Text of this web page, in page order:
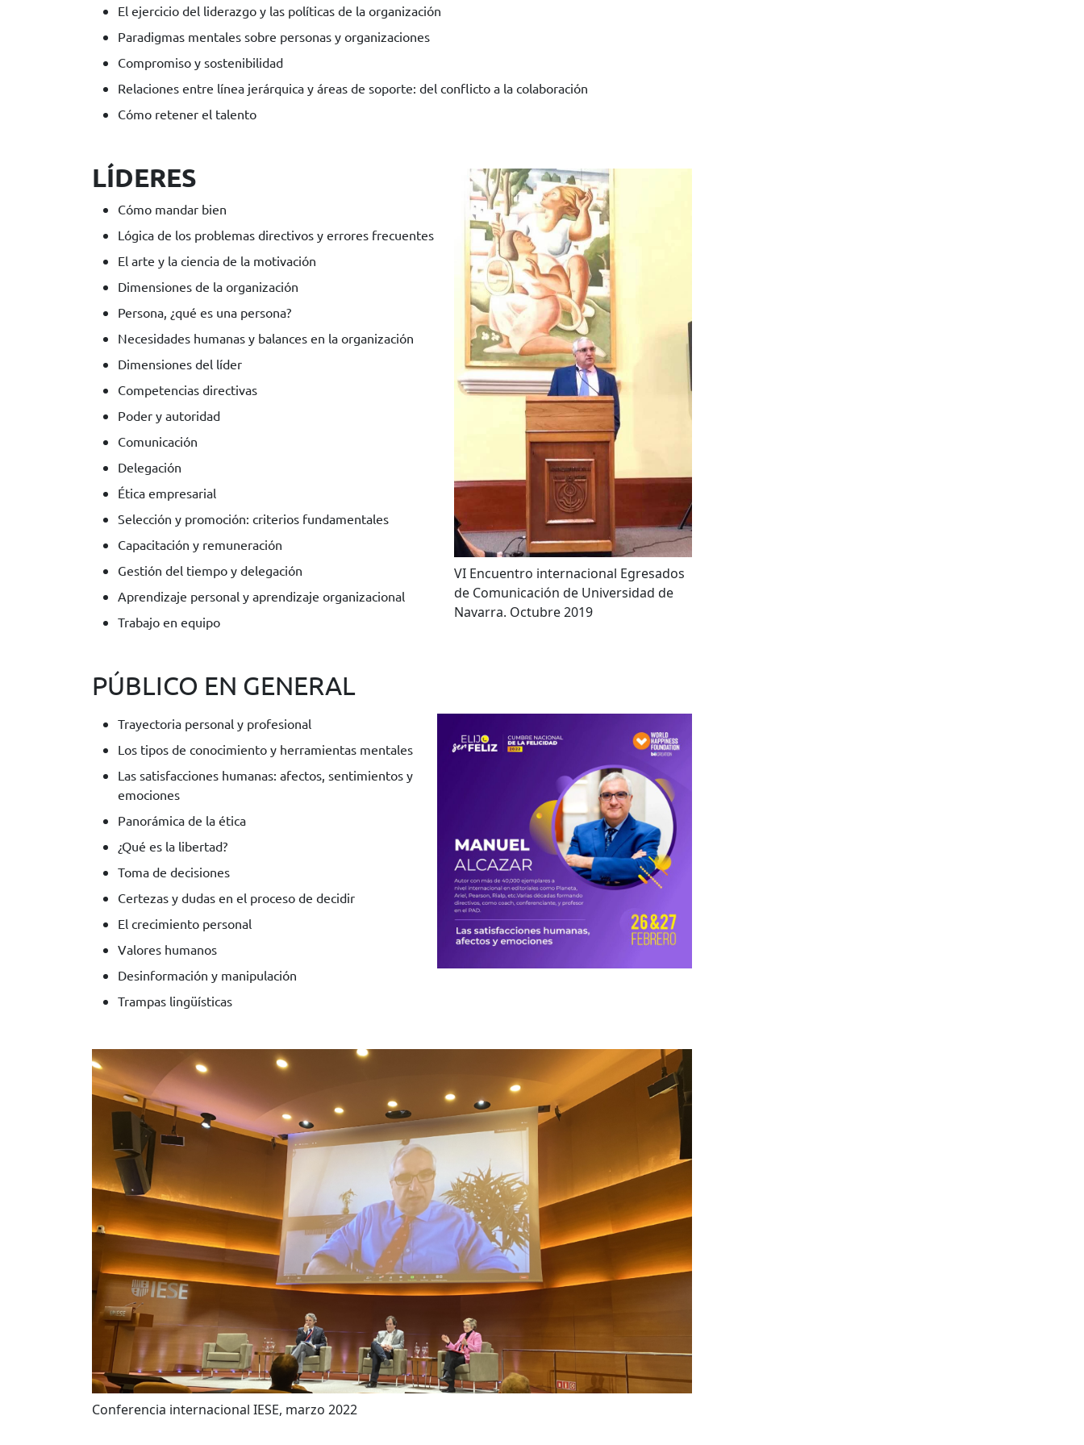
El ejercicio del liderazgo y las políticas de la organización
Paradigmas mentales sobre personas y organizaciones
Compromiso y sostenibilidad
Relaciones entre línea jerárquica y áreas de soporte: del conflicto a la colaboración
Cómo retener el talento
VI Encuentro internacional Egresados
de Comunicación de Universidad de
Navarra. Octubre 2019
LÍDERES
Cómo mandar bien
Lógica de los problemas directivos y errores frecuentes
El arte y la ciencia de la motivación
Dimensiones de la organización
Persona, ¿qué es una persona?
Necesidades humanas y balances en la organización
Dimensiones del líder
Competencias directivas
Poder y autoridad
Comunicación
Delegación
Ética empresarial
Selección y promoción: criterios fundamentales
Capacitación y remuneración
Gestión del tiempo y delegación
Aprendizaje personal y aprendizaje organizacional
Trabajo en equipo
PÚBLICO EN GENERAL
Trayectoria personal y profesional
Los tipos de conocimiento y herramientas mentales
Las satisfacciones humanas: afectos, sentimientos y
emociones
Panorámica de la ética
¿Qué es la libertad?
Toma de decisiones
Certezas y dudas en el proceso de decidir
El crecimiento personal
Valores humanos
Desinformación y manipulación
Trampas lingüísticas
Conferencia internacional IESE, marzo 2022